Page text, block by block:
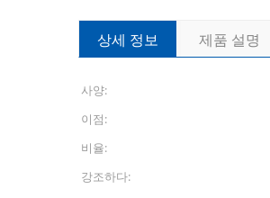
상세 정보 제품 설명
사양:
이점:
비율:
강조하다: